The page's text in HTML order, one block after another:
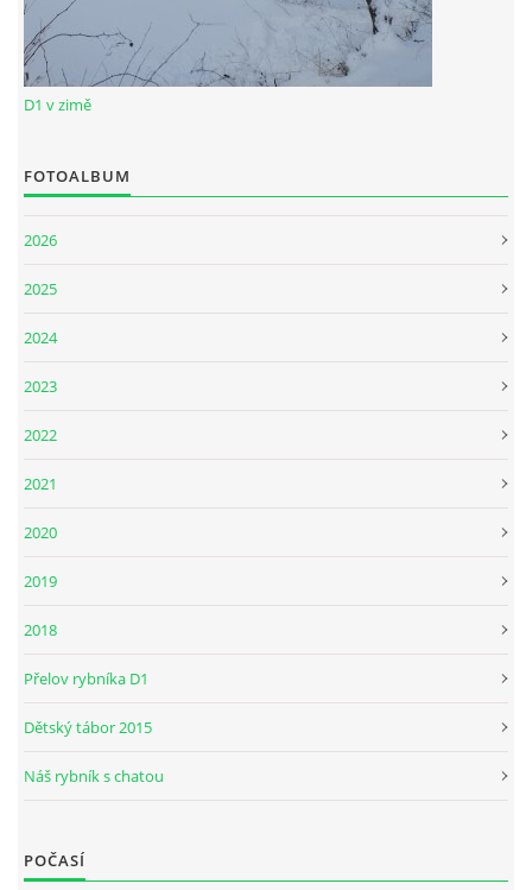
D1 v zimě
FOTOALBUM
2026
2025
2024
2023
2022
2021
2020
2019
2018
Přelov rybníka D1
Dětský tábor 2015
Náš rybník s chatou
POČASÍ